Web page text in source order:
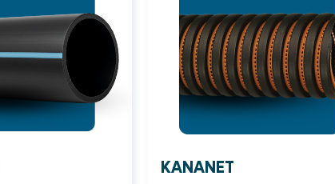
KANANET